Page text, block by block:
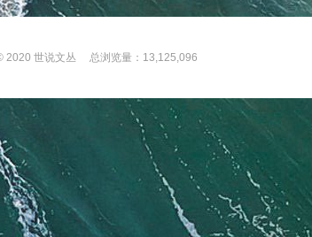
2020 世说文丛 总浏览量：13,125,096